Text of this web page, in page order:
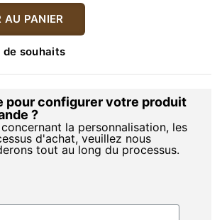
AU PANIER
souhaits
pour configurer votre produit
?
la personnalisation, les
d'achat, veuillez nous
tout au long du processus.